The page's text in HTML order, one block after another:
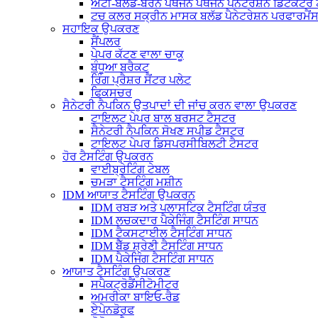
ਐਂਟੀ-ਬਲੱਡ-ਬੋਰਨ ਪੈਥੋਜਨ ਪੈਥੋਜਨ ਪੈਨੇਟਰੇਸ਼ਨ ਡਿਟੈਕਟਰ
ਟਚ ਕਲਰ ਸਕ੍ਰੀਨ ਮਾਸਕ ਬਲੱਡ ਪੈਨੇਟਰੇਸ਼ਨ
ਸਹਾਇਕ ਉਪਕਰਣ
ਸੈਂਪਲਰ
ਪੇਪਰ ਕੱਟਣ ਵਾਲਾ ਚਾਕੂ
ਬੰਧੂਆ ਬਰੈਕਟ
ਰਿੰਗ ਪ੍ਰੈਸ਼ਰ ਸੈਂਟਰ ਪਲੇਟ
ਫਿਕਸਚਰ
ਸੈਨੇਟਰੀ ਨੈਪਕਿਨ ਉਤਪਾਦਾਂ ਦੀ ਜਾਂਚ ਕਰਨ ਵਾਲਾ ਉਪਕਰਣ
ਟਾਇਲਟ ਪੇਪਰ ਬਾਲ ਬਰਸਟ ਟੈਸਟਰ
ਸੈਨੇਟਰੀ ਨੈਪਕਿਨ ਸੋਖਣ ਸਪੀਡ ਟੈਸਟਰ
ਟਾਇਲਟ ਪੇਪਰ ਡਿਸਪਰਸੀਬਿਲਟੀ ਟੈਸਟਰ
ਹੋਰ ਟੈਸਟਿੰਗ ਉਪਕਰਨ
ਵਾਈਬ੍ਰੇਟਿੰਗ ਟੇਬਲ
ਚਮੜਾ ਟੈਸਟਿੰਗ ਮਸ਼ੀਨ
IDM ਆਯਾਤ ਟੈਸਟਿੰਗ ਉਪਕਰਨ
IDM ਰਬੜ ਅਤੇ ਪਲਾਸਟਿਕ ਟੈਸਟਿੰਗ ਯੰਤਰ
IDM ਲਚਕਦਾਰ ਪੈਕੇਜਿੰਗ ਟੈਸਟਿੰਗ ਸਾਧਨ
IDM ਟੈਕਸਟਾਈਲ ਟੈਸਟਿੰਗ ਸਾਧਨ
IDM ਬੈੱਡ ਸ਼੍ਰੇਣੀ ਟੈਸਟਿੰਗ ਸਾਧਨ
IDM ਪੈਕੇਜਿੰਗ ਟੈਸਟਿੰਗ ਸਾਧਨ
ਆਯਾਤ ਟੈਸਟਿੰਗ ਉਪਕਰਣ
ਸਪੈਕਟ੍ਰੋਡੈਂਸੀਟੋਮੀਟਰ
ਅਮਰੀਕਾ ਬਾਇਓ-ਰੈਡ
ਏਪੇਨਡੋਰਫ